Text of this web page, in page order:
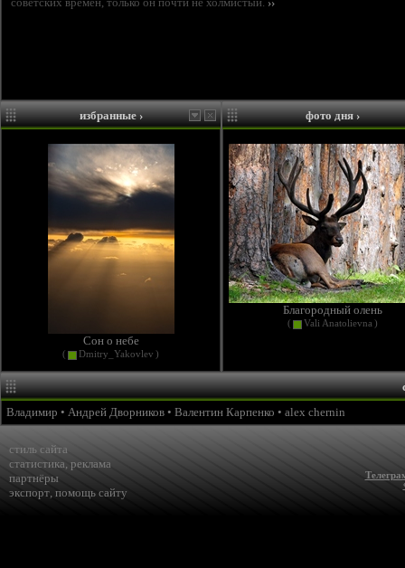
избранные›
Сон о небе
( Dmitry_Yakovlev )
фото дня›
Благородный олень
( Vali Anatolievna )
Владимир • Андрей Дворников • Валентин Карпенко • alex chernin
стиль сайта
статистика, реклама
партнёры
экспорт, помощь сайту